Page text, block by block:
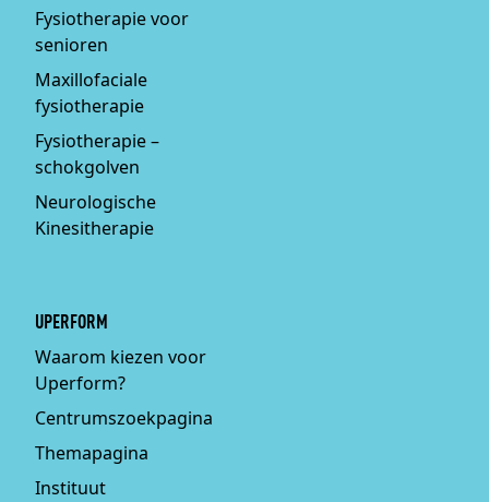
Fysiotherapie voor
senioren
Maxillofaciale
fysiotherapie
Fysiotherapie –
schokgolven
Neurologische
Kinesitherapie
UPERFORM
Waarom kiezen voor
Uperform?
Centrumszoekpagina
Themapagina
Instituut